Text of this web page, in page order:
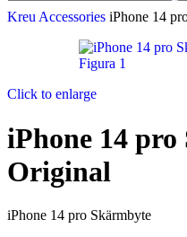
Kreu Accessories iPhone 14
Click to enlarge
iPhone 14
Original
iPhone 14 pro Skärmbyte